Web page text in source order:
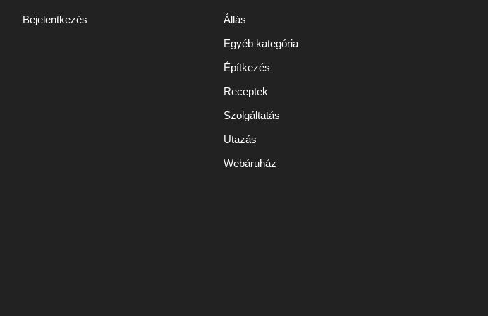
Bejelentkezés
Állás
Egyéb kategória
Építkezés
Receptek
Szolgáltatás
Utazás
Webáruház